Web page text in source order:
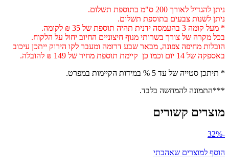
ניתן להגדיל לאורך 200 ס"מ בתוספת תשלום.
ניתן לשנות צבעים בתוספת תשלום.
* מעל קומה 3 בהעמסה ידנית תהיה תוספת של 35 ₪ לקומה.
בכל מקרה של צורך בשרותי מנוף חיצוניים החיוב יחול על הלקוח.
הובלות מחיפה צפונה, מבאר שבע דרומה ומעבר לקו הירוק ייתכן עיכוב
באספקה של 14 יום וכמו כן קיימת תוספת מחיר של 149 ₪ להובלה.
* תיתכן סטייה של עד 5 % במידות הקיימות במפרט.
***התמונה להמחשה בלבד.
מוצרים קשורים
-32%
הוסף למוצרים שאהבתי